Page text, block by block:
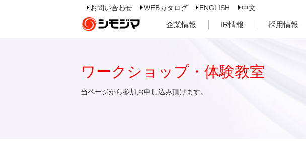
お問い合わせ WEBカタログ ENGLISH 中文
企業情報 IR情報 採用情報
ワークショップ・体験教室
当ページから参加お申し込み頂けます。